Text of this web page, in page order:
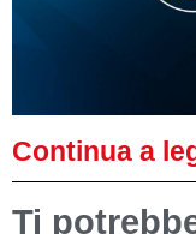
Continua a
Ti